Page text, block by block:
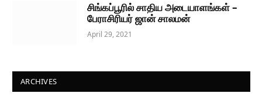
சிங்கப்பூரில் சாதிய அடையாளங்கள் –
பேராசிரியர் ஜான் சாலமன்
April 29, 2021
ARCHIVES